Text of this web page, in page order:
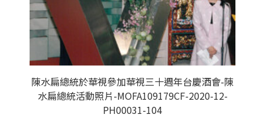
陳水扁總統於華視參加華視三十週年台慶酒會-陳
水扁總統活動照片-MOFA109179CF-2020-12-
PH00031-104